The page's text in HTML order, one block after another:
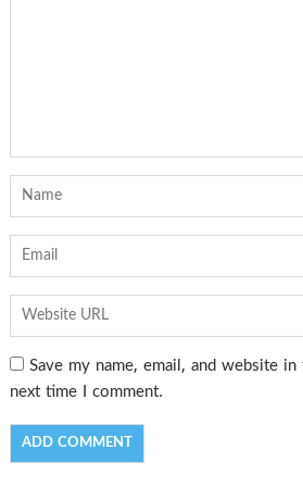
Save my name, email, and website
next time I comment.